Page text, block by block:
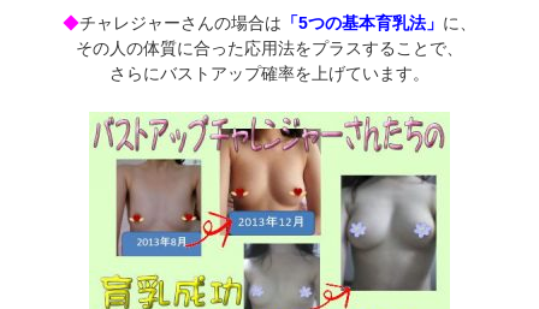
◆チャレジャーさんの場合は 「5つの基本育乳法」 に、
その人の体質に合った応用法をプラスすることで、
さらにバストアップ確率を上げています。